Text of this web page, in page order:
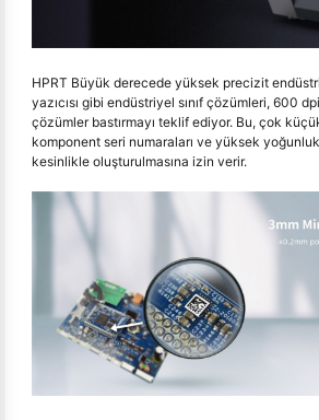
HPRT Büyük derecede yüksek precizit
yazıcısı gibi endüstriyel sınıf çözümleri, 600
çözümler bastırmayı teklif ediyor. Bu, çok
komponent seri numaraları ve yüksek
kesinlikle oluşturulmasına izin verir.